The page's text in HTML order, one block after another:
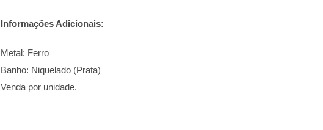
Informações Adicionais:
Metal: Ferro
Banho: Niquelado (Prata)
Venda por unidade.